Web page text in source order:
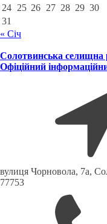
24 25 26 27 28 29 30
31
« Січ
Солотвинська селищна
Офіційний
вулиця Чорновола, 7a,
77753